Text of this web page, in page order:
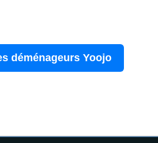
déménageurs Yoojo